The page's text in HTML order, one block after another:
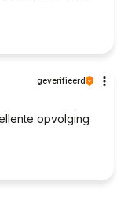
geverifieerd
opvolging